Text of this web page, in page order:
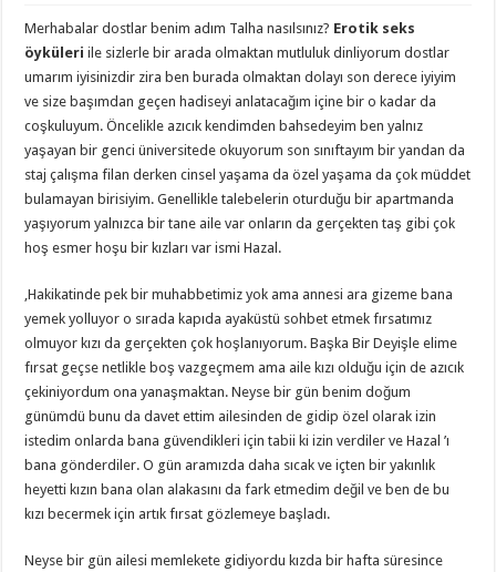
Merhabalar dostlar benim adım Talha nasılsınız? Erotik seks
öyküleriile sizlerle bir arada olmaktan mutluluk dinliyorum dostlar
umarım iyisinizdir zira ben burada olmaktan dolayı son derece iyiyim
ve size başımdan geçen hadiseyi anlatacağım içine bir o kadar da
coşkuluyum. Öncelikle azıcık kendimden bahsedeyim ben yalnız
yaşayan bir genci üniversitede okuyorum son sınıftayım bir yandan da
staj çalışma filan derken cinsel yaşama da özel yaşama da çok müddet
bulamayan birisiyim. Genellikle talebelerin oturduğu bir apartmanda
yaşıyorum yalnızca bir tane aile var onların da gerçekten taş gibi çok
hoş esmer hoşu bir kızları var ismi Hazal.
,Hakikatinde pek bir muhabbetimiz yok ama annesi ara gizeme bana
yemek yolluyor o sırada kapıda ayaküstü sohbet etmek fırsatımız
olmuyor kızı da gerçekten çok hoşlanıyorum. Başka Bir Deyişle elime
fırsat geçse netlikle boş vazgeçmem ama aile kızı olduğu için de azıcık
çekiniyordum ona yanaşmaktan. Neyse bir gün benim doğum
günümdü bunu da davet ettim ailesinden de gidip özel olarak izin
istedim onlarda bana güvendikleri için tabii ki izin verdiler ve Hazal ’ı
bana gönderdiler. O gün aramızda daha sıcak ve içten bir yakınlık
heyetti kızın bana olan alakasını da fark etmedim değil ve ben de bu
kızı becermek için artık fırsat gözlemeye başladı.
Neyse bir gün ailesi memlekete gidiyordu kızda bir hafta süresince